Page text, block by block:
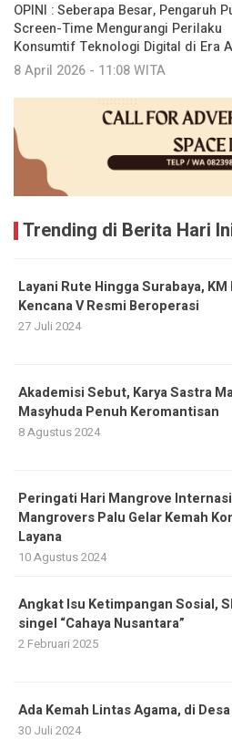
OPINI : Seberapa Besar, Pengaruh
Screen-Time Mengurangi Perilaku
Konsumtif Teknologi Digital di Era
8 April 2026 - 11:08 WITA
Trending di Berita Hari
Layani Rute Hingga Surabaya, KM
Kencana V Resmi Beroperasi
27 Juli 2024
Akademisi Sebut, Karya Sastra
Masyhuda Penuh Keromantisan
8 Agustus 2024
Peringati Hari Mangrove
Mangrovers Palu Gelar Kemah
Layana
10 Agustus 2024
Angkat Isu Ketimpangan Sosial,
singel “Cahaya Nusantara”
2 Februari 2025
Ada Kemah Lintas Agama, di
30 Juli 2024